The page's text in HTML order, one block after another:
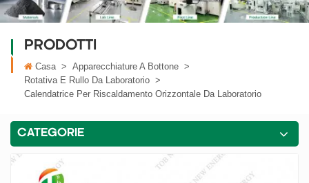
PRODOTTI
Casa > Apparecchiature A Bottone >
Rotativa E Rullo Da Laboratorio >
Calendatrice Per Riscaldamento Orizzontale Da Laboratorio
CATEGORIE